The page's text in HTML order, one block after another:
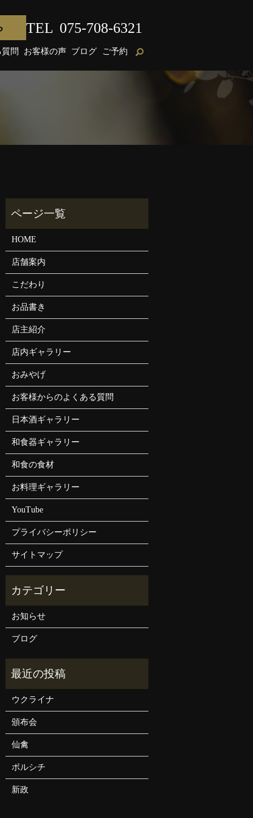
問 お客様の声 ブログ ご予約
TEL 075-708-6321
HOME
店舗案内
こだわり
お品書き
店主紹介
店内ギャラリー
おみやげ
お客様からのよくある質問
日本酒ギャラリー
和食器ギャラリー
和食の食材
お料理ギャラリー
YouTube
プライバシーポリシー
サイトマップ
お知らせ
ブログ
ウクライナ
頒布会
仙禽
ボルシチ
新政